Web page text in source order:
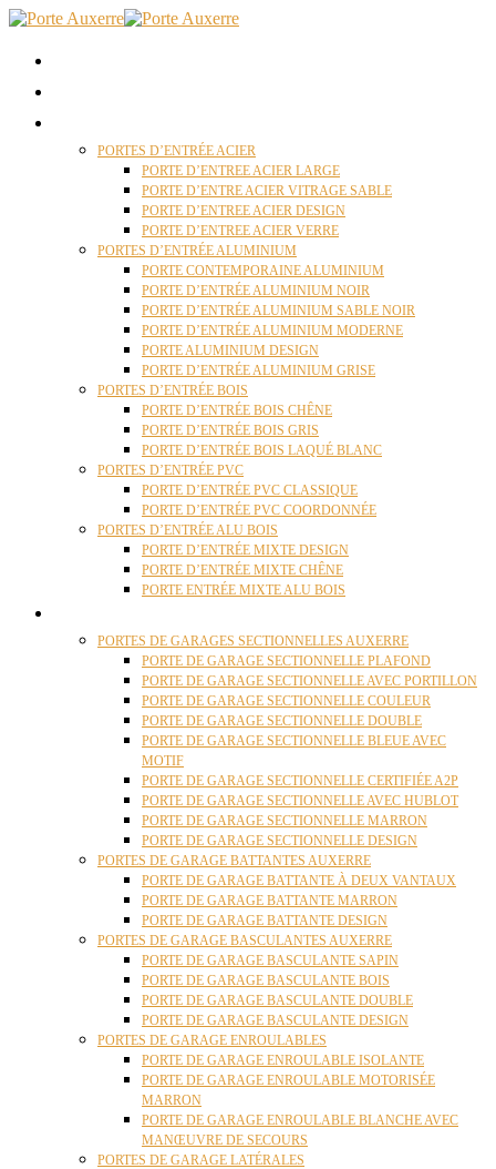
PORTES D’ENTRÉE ACIER
PORTE D’ENTREE ACIER LARGE
PORTE D’ENTRE ACIER VITRAGE SABLE
PORTE D’ENTREE ACIER DESIGN
PORTE D’ENTREE ACIER VERRE
PORTES D’ENTRÉE ALUMINIUM
PORTE CONTEMPORAINE ALUMINIUM
PORTE D’ENTRÉE ALUMINIUM NOIR
PORTE D’ENTRÉE ALUMINIUM SABLE NOIR
PORTE D’ENTRÉE ALUMINIUM MODERNE
PORTE ALUMINIUM DESIGN
PORTE D’ENTRÉE ALUMINIUM GRISE
PORTES D’ENTRÉE BOIS
PORTE D’ENTRÉE BOIS CHÊNE
PORTE D’ENTRÉE BOIS GRIS
PORTE D’ENTRÉE BOIS LAQUÉ BLANC
PORTES D’ENTRÉE PVC
PORTE D’ENTRÉE PVC CLASSIQUE
PORTE D’ENTRÉE PVC COORDONNÉE
PORTES D’ENTRÉE ALU BOIS
PORTE D’ENTRÉE MIXTE DESIGN
PORTE D’ENTRÉE MIXTE CHÊNE
PORTE ENTRÉE MIXTE ALU BOIS
PORTES DE GARAGES SECTIONNELLES AUXERRE
PORTE DE GARAGE SECTIONNELLE PLAFOND
PORTE DE GARAGE SECTIONNELLE AVEC PORTILLON
PORTE DE GARAGE SECTIONNELLE COULEUR
PORTE DE GARAGE SECTIONNELLE DOUBLE
PORTE DE GARAGE SECTIONNELLE BLEUE AVEC
MOTIF
PORTE DE GARAGE SECTIONNELLE CERTIFIÉE A2P
PORTE DE GARAGE SECTIONNELLE AVEC HUBLOT
PORTE DE GARAGE SECTIONNELLE MARRON
PORTE DE GARAGE SECTIONNELLE DESIGN
PORTES DE GARAGE BATTANTES AUXERRE
PORTE DE GARAGE BATTANTE À DEUX VANTAUX
PORTE DE GARAGE BATTANTE MARRON
PORTE DE GARAGE BATTANTE DESIGN
PORTES DE GARAGE BASCULANTES AUXERRE
PORTE DE GARAGE BASCULANTE SAPIN
PORTE DE GARAGE BASCULANTE BOIS
PORTE DE GARAGE BASCULANTE DOUBLE
PORTE DE GARAGE BASCULANTE DESIGN
PORTES DE GARAGE ENROULABLES
PORTE DE GARAGE ENROULABLE ISOLANTE
PORTE DE GARAGE ENROULABLE MOTORISÉE
MARRON
PORTE DE GARAGE ENROULABLE BLANCHE AVEC
MANŒUVRE DE SECOURS
PORTES DE GARAGE LATÉRALES